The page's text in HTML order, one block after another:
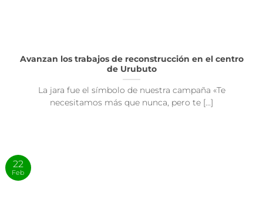
Avanzan los trabajos de reconstrucción en el centro
de Urubuto
La jara fue el símbolo de nuestra campaña «Te
necesitamos más que nunca, pero te [...]
22
Feb